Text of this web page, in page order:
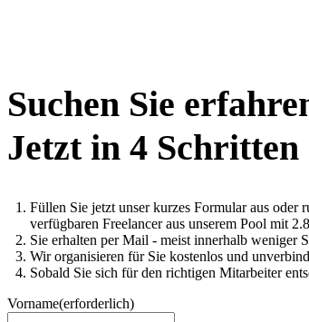
Suchen Sie
Jetzt in 4
Füllen Sie jetzt unser kurzes Formular aus oder
verfügbaren Freelancer aus unserem Pool mit
Sie erhalten per Mail - meist innerhalb weniger
Wir organisieren für Sie kostenlos und
Sobald Sie sich für den richtigen Mitarbeiter
Vorname(erforderlich)